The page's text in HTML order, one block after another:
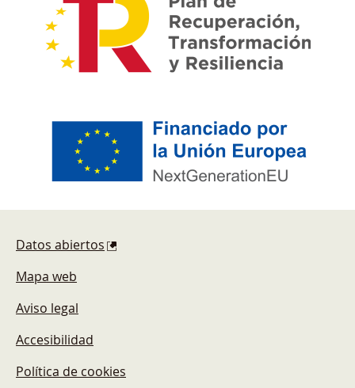
Datos abiertos
Mapa web
Aviso legal
Accesibilidad
Política de cookies